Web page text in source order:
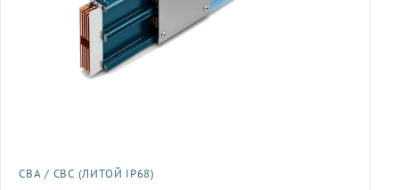
СВА / СВС (ЛИТОЙ IP68)